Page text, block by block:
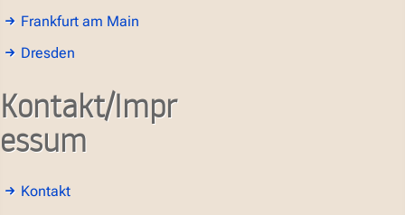
Frankfurt am Main
Dresden
Kontakt/Impr
essum
Kontakt